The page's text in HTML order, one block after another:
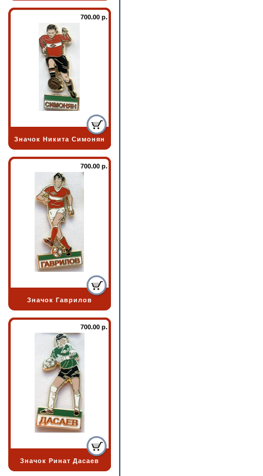
700.00 р.
Значок Никита Симонян
700.00 р.
Значок Гаврилов
700.00 р.
Значок Ринат Дасаев